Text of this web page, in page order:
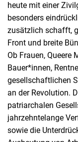
heute mit einer
besonders
zusätzlich schafft,
Front und breite
Ob Frauen, Queere
Bauer*innen,
gesellschaftlichen
an der Revolution.
patriarchalen
jahrzehntelange
sowie die